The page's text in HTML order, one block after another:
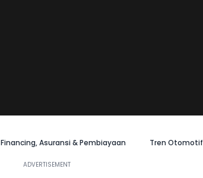
Financing, Asuransi & Pembiayaan Tren Otomotif